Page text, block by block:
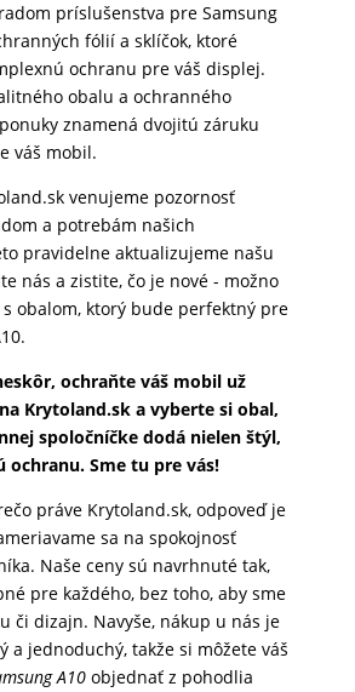
príslušenstva pre Samsung
fólií a sklíčok, ktoré
ochranu pre váš displej.
obalu a ochranného
znamená dvojitú záruku
váš mobil.
venujeme pozornosť
a potrebám našich
pravidelne aktualizujeme našu
nás a zistite, čo je nové - možno
obalom, ktorý bude perfektný pre
ochraňte váš mobil už
Krytoland.sk a vyberte si obal,
spoločníčke dodá nielen štýl,
ochranu. Sme tu pre vás!
práve Krytoland.sk, odpoveď je
sa na spokojnosť
Naše ceny sú navrhnuté tak,
pre každého, bez toho, aby sme
či dizajn. Navyše, nákup u nás je
a jednoduchý, takže si môžete váš
A10objednať z pohodlia